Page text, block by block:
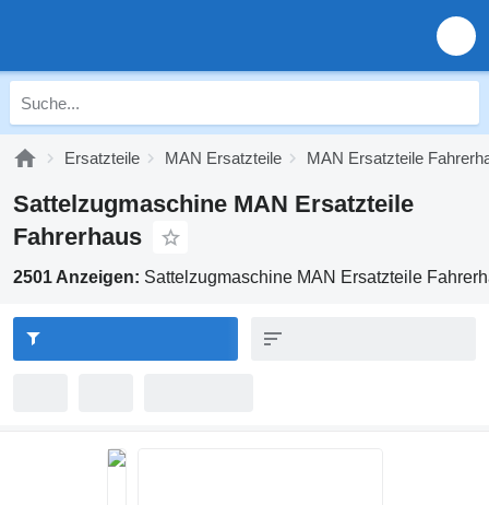
Ersatzteile MAN Ersatzteile MAN Ersatzteile
Sattelzugmaschine MAN Ersatzteile
Fahrerhaus
2501 Anzeigen: Sattelzugmaschine MAN Ersatzteile